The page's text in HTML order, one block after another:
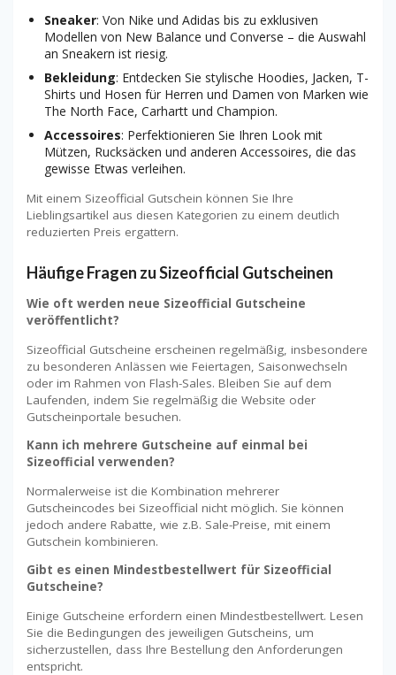
Sneaker: Von Nike und Adidas bis zu exklusiven
Modellen von New Balance und Converse – die Auswahl
an Sneakern ist riesig.
Bekleidung: Entdecken Sie stylische Hoodies, Jacken, T-
Shirts und Hosen für Herren und Damen von Marken wie
The North Face, Carhartt und Champion.
Accessoires: Perfektionieren Sie Ihren Look mit
Mützen, Rucksäcken und anderen Accessoires, die das
gewisse Etwas verleihen.
Mit einem Sizeofficial Gutschein können Sie Ihre
Lieblingsartikel aus diesen Kategorien zu einem deutlich
reduzierten Preis ergattern.
Häufige Fragen zu Sizeofficial Gutscheinen
Wie oft werden neue Sizeofficial Gutscheine
veröffentlicht?
Sizeofficial Gutscheine erscheinen regelmäßig, insbesondere
zu besonderen Anlässen wie Feiertagen, Saisonwechseln
oder im Rahmen von Flash-Sales. Bleiben Sie auf dem
Laufenden, indem Sie regelmäßig die Website oder
Gutscheinportale besuchen.
Kann ich mehrere Gutscheine auf einmal bei
Sizeofficial verwenden?
Normalerweise ist die Kombination mehrerer
Gutscheincodes bei Sizeofficial nicht möglich. Sie können
jedoch andere Rabatte, wie z.B. Sale-Preise, mit einem
Gutschein kombinieren.
Gibt es einen Mindestbestellwert für Sizeofficial
Gutscheine?
Einige Gutscheine erfordern einen Mindestbestellwert. Lesen
Sie die Bedingungen des jeweiligen Gutscheins, um
sicherzustellen, dass Ihre Bestellung den Anforderungen
entspricht.